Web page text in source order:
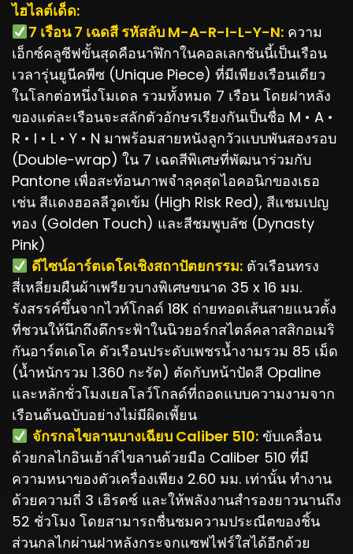
ไฮไลต์เด็ด:
️7 เรือน 7 เฉดสี รหัสลับ M-A-R-I-L-Y-N:ความ
เอ็กซ์คลูซีฟขั้นสุดคือนาฬิกาในคอลเลกชันนี้เป็นเรือน
เวลารุ่นยูนีคพีซ (Unique Piece) ที่มีเพียงเรือนเดียว
ในโลกต่อหนึ่งโมเดล รวมทั้งหมด 7 เรือน โดยฝาหลัง
ของแต่ละเรือนจะสลักตัวอักษรเรียงกันเป็นชื่อ M • A •
R • I • L • Y • N มาพร้อมสายหนังลูกวัวแบบพันสองรอบ
(Double-wrap) ใน 7 เฉดสีพิเศษที่พัฒนาร่วมกับ
Pantone เพื่อสะท้อนภาพจำลุคสุดไอคอนิกของเธอ
เช่น สีแดงฮอลลีวูดเข้ม (High Risk Red), สีแชมเปญ
ทอง (Golden Touch) และสีชมพูบลัช (Dynasty
Pink)
️ ดีไซน์อาร์ตเดโคเชิงสถาปัตยกรรม:ตัวเรือนทรง
สี่เหลี่ยมผืนผ้าเพรียวบางพิเศษขนาด 35 x 16 มม.
รังสรรค์ขึ้นจากไวท์โกลด์ 18K ถ่ายทอดเส้นสายแนวตั้ง
ที่ชวนให้นึกถึงตึกระฟ้าในนิวยอร์กสไตล์คลาสสิกอเมริ
กันอาร์ตเดโค ตัวเรือนประดับเพชรน้ำงามรวม 85 เม็ด
(น้ำหนักรวม 1.360 กะรัต) ตัดกับหน้าปัดสี Opaline
และหลักชั่วโมงเยลโลว์โกลด์ที่ถอดแบบความงามจาก
เรือนต้นฉบับอย่างไม่มีผิดเพี้ยน
จักรกลไขลานบางเฉียบ Caliber 510:ขับเคลื่อน
ด้วยกลไกอินเฮ้าส์ไขลานด้วยมือ Caliber 510 ที่มี
ความหนาของตัวเครื่องเพียง 2.60 มม. เท่านั้น ทำงาน
ด้วยความถี่ 3 เฮิรตซ์ และให้พลังงานสำรองยาวนานถึง
52 ชั่วโมง โดยสามารถชื่นชมความประณีตของชิ้น
ส่วนกลไกผ่านฝาหลังกระจกแซฟไฟร์ใสได้อีกด้วย